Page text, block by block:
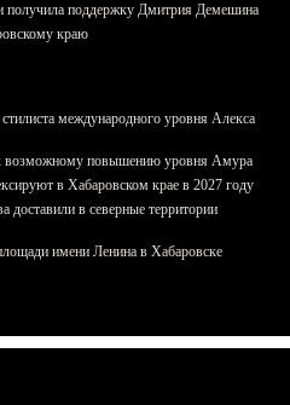
получила поддержку Дмитрия Демешина
краю
международного уровня Алекса
возможному повышению уровня Амура
в Хабаровском крае в 2027 году
доставили в северные территории
имени Ленина в Хабаровске